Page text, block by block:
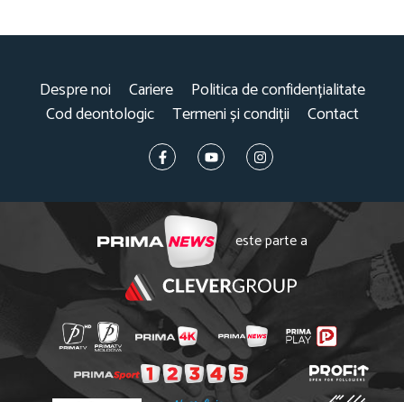
Despre noi Cariere
Politica de confidențialitate
Cod deontologic
Termeni și condiții Contact
este parte a